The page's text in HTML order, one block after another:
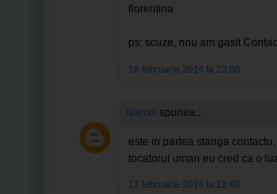
florentina
ps: scuze, nnu am gasit
16 februarie 2014 la 23:08
Narcis spunea...
este in partea stanga
tocatorul uman eu cred ca o
17 februarie 2014 la 12:40